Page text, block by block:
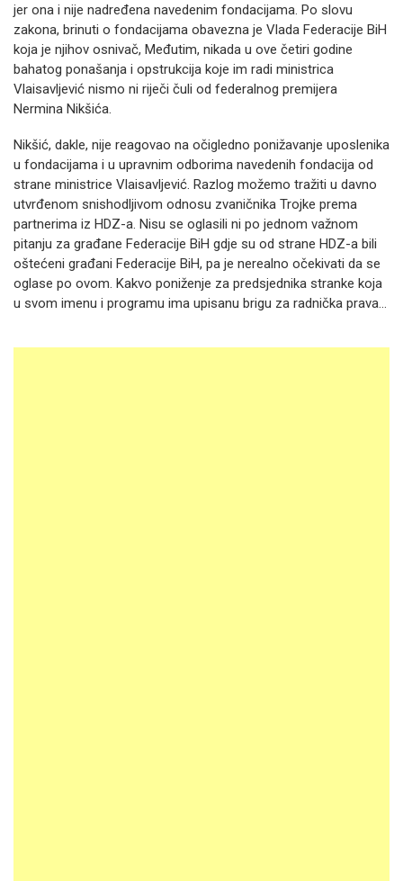
jer ona i nije nadređena navedenim fondacijama. Po slovu
zakona, brinuti o fondacijama obavezna je Vlada Federacije BiH
koja je njihov osnivač, Međutim, nikada u ove četiri godine
bahatog ponašanja i opstrukcija koje im radi ministrica
Vlaisavljević nismo ni riječi čuli od federalnog premijera
Nermina Nikšića.
Nikšić, dakle, nije reagovao na očigledno ponižavanje uposlenika
u fondacijama i u upravnim odborima navedenih fondacija od
strane ministrice Vlaisavljević. Razlog možemo tražiti u davno
utvrđenom snishodljivom odnosu zvaničnika Trojke prema
partnerima iz HDZ-a. Nisu se oglasili ni po jednom važnom
pitanju za građane Federacije BiH gdje su od strane HDZ-a bili
oštećeni građani Federacije BiH, pa je nerealno očekivati da se
oglase po ovom. Kakvo poniženje za predsjednika stranke koja
u svom imenu i programu ima upisanu brigu za radnička prava...